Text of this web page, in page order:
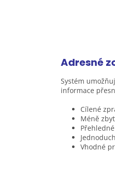
Adresné
Systém
informace
Cílené
Méně
Vhodné